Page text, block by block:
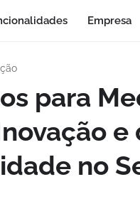
Empresa
para
e
no